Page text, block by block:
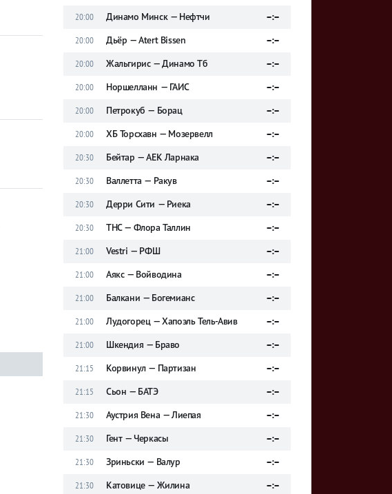
20:00 Динамо Минск — Нефтчи –:–
20:00 Дьёр — Atert Bissen –:–
20:00 Жальгирис — Динамо Тб –:–
20:00 Норшелланн — ГАИС –:–
20:00 Петрокуб — Борац –:–
20:00 ХБ Торсхавн — Мозервелл –:–
20:30 Бейтар — АЕК Ларнака –:–
20:30 Валлетта — Ракув –:–
20:30 Дерри Сити — Риека –:–
20:30 ТНС — Флора Таллин –:–
21:00 Vestri — РФШ –:–
21:00 Аякс — Войводина –:–
21:00 Балкани — Богемианс –:–
21:00 Лудогорец — Хапоэль Тель-Авив –:–
21:00 Шкендия — Браво –:–
21:15 Корвинул — Партизан –:–
21:15 Сьон — БАТЭ –:–
21:30 Аустрия Вена — Лиепая –:–
21:30 Гент — Черкасы –:–
21:30 Зриньски — Валур –:–
21:30 Катовице — Жилина –:–